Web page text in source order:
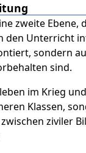
zweite Ebene,
den Unterricht
sondern
sind.
im Krieg
Klassen,
ziviler